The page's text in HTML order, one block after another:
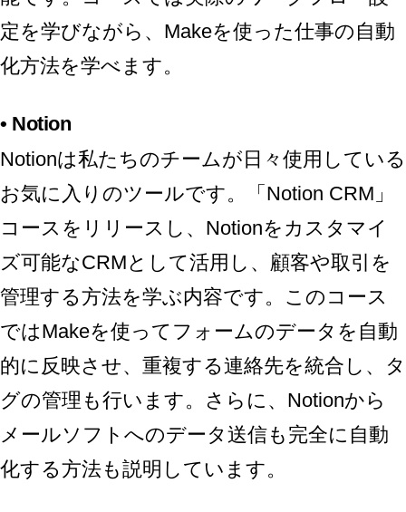
定を学びながら、Makeを使った仕事の自動
化方法を学べます。
• Notion
Notionは私たちのチームが日々使用している
お気に入りのツールです。「Notion CRM」
コースをリリースし、Notionをカスタマイ
ズ可能なCRMとして活用し、顧客や取引を
管理する方法を学ぶ内容です。このコース
ではMakeを使ってフォームのデータを自動
的に反映させ、重複する連絡先を統合し、タ
グの管理も行います。さらに、Notionから
メールソフトへのデータ送信も完全に自動
化する方法も説明しています。